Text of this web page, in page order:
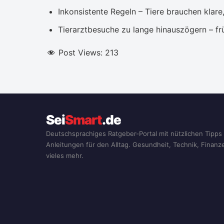
Inkonsistente Regeln – Tiere brauchen
Tierarztbesuche zu lange hinauszögern –
Post Views: 213
SeiSmart.de
Deutschsprachiges Ratgeber-Portal mit nützlichen Tipps
Anleitungen für den Alltag. Gesundheit, Technik,
vieles mehr.